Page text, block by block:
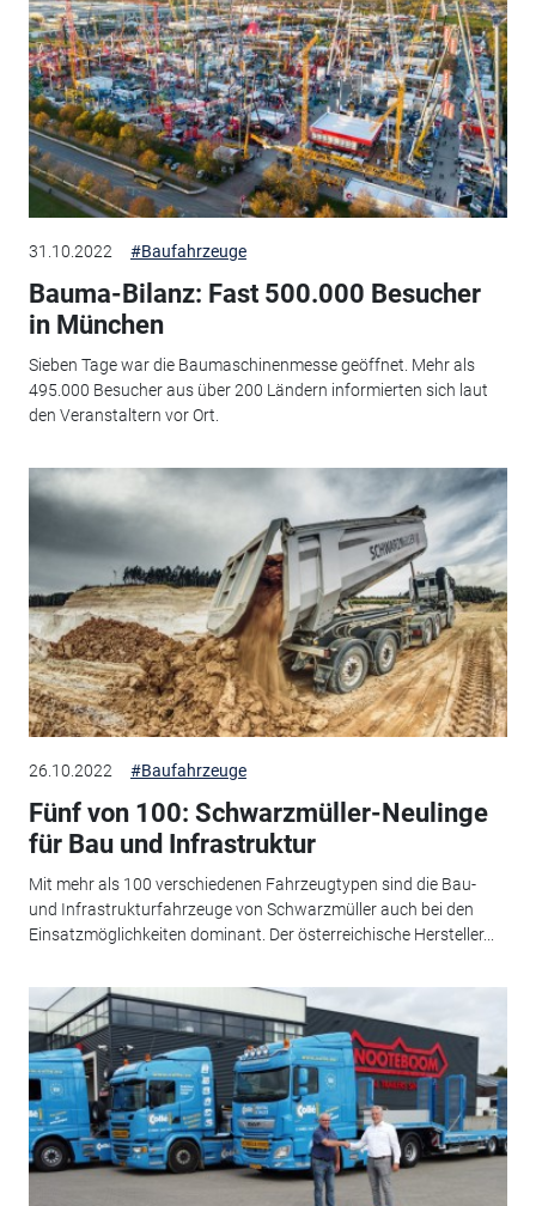
31.10.2022 #Baufahrzeuge
Bauma-Bilanz: Fast 500.000 Besucher
in München
Sieben Tage war die Baumaschinenmesse geöffnet. Mehr als
495.000 Besucher aus über 200 Ländern informierten sich laut
den Veranstaltern vor Ort.
26.10.2022 #Baufahrzeuge
Fünf von 100: Schwarzmüller-Neulinge
für Bau und Infrastruktur
Mit mehr als 100 verschiedenen Fahrzeugtypen sind die Bau-
und Infrastrukturfahrzeuge von Schwarzmüller auch bei den
Einsatzmöglichkeiten dominant. Der österreichische Hersteller...